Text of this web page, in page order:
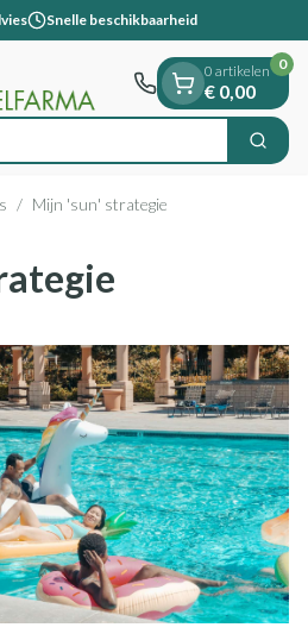
Snelle beschikbaarheid
Zoek
0 artikelen
€ 0,00
0
/ Mijn 'sun' strategie